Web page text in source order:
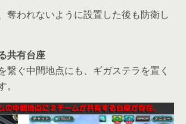
奪われないように設置した後も防衛し
共有台座
繋ぐ中間地点にも、ギガステラを置く